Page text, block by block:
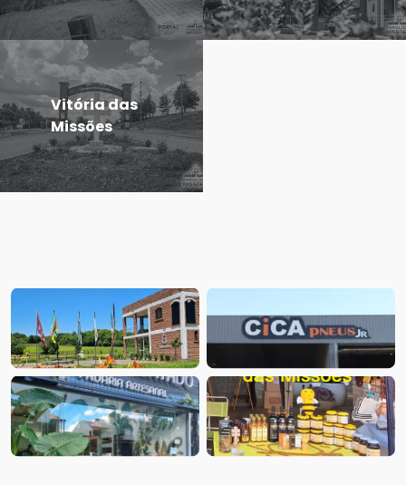
Vitória das
Missões